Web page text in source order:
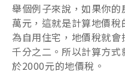
舉個例子來說，如果你
萬元，這就是計算地價
為自用住宅，地價稅就
千分之二。所以計算方
於2000元的地價稅。